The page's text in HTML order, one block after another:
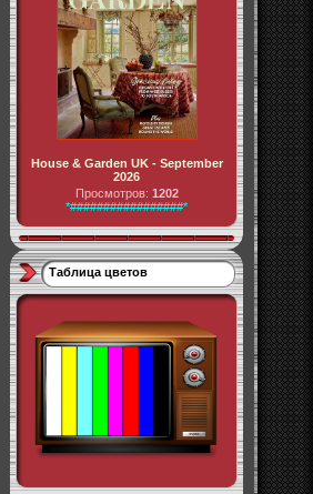
House & Garden UK - September
2026
Просмотров: 1202
*#################*
Таблица цветов